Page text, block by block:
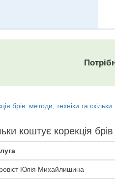
брів: методи, техніки та
коштує корекція
Юлія Михайлишина